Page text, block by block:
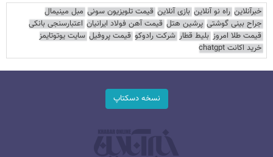
خبرآنلاین راه نو آنلاین بازی آنلاین قیمت تلویزیون سونی مبل مینیمال
جراح بینی گوشتی پرشین هتل قیمت آهن فولاد ایرانیان اعتبارسنجی بانکی
قیمت طلا امروز بلیط قطار شرکت رادوکو قیمت پروفیل سایت یوتوتایمز
خرید اکانت chatgpt
نسخه دسکتاپ